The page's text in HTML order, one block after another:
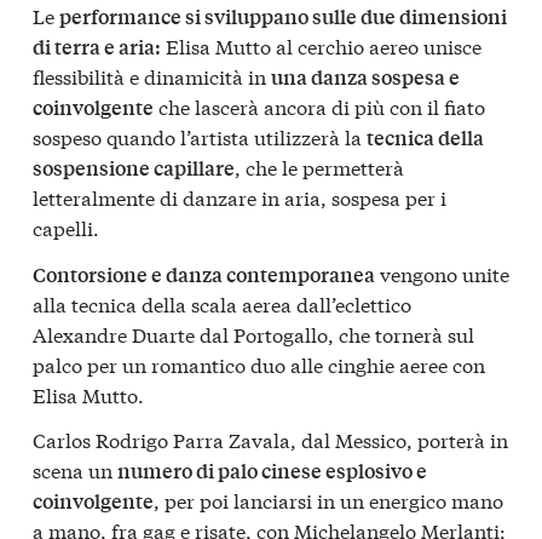
Leperformance si sviluppano sulle due dimensioni
di terra e aria: Elisa Mutto al cerchio aereo unisce
flessibilità e dinamicità in una danza sospesa e
coinvolgente che lascerà ancora di più con il fiato
sospeso quando l’artista utilizzerà la tecnica della
sospensione capillare, che le permetterà
letteralmente di danzare in aria, sospesa per i
capelli.
Contorsione e danza contemporaneavengono unite
alla tecnica della scala aerea dall’eclettico
Alexandre Duarte dal Portogallo, che tornerà sul
palco per un romantico duo alle cinghie aeree con
Elisa Mutto.
Carlos Rodrigo Parra Zavala, dal Messico, porterà in
scena un numero di palo cinese esplosivo e
coinvolgente, per poi lanciarsi in un energico mano
a mano, fra gag e risate, con Michelangelo Merlanti;